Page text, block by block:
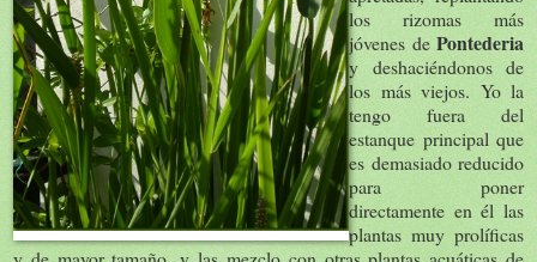
los rizomas más
jóvenes de Pontederia
y deshaciéndonos de
los más viejos. Yo la
tengo fuera del
estanque principal que
es demasiado reducido
para poner
directamente en él las
plantas muy prolíficas